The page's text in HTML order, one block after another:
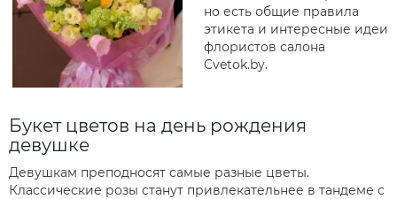
но есть общие правила
этикета и интересные идеи
флористов салона
Cvetok.by.
Букет цветов на день рождения
девушке
Девушкам преподносят самые разные цветы.
Классические розы станут привлекательнее в тандеме с